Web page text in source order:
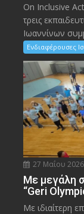
On Inclusive
τρεις
Ιωαννίνων
Ενδιαφέρουσες
27 Μαΐου 2026
Με μεγάλη
“Geri
Με ιδιαίτερη